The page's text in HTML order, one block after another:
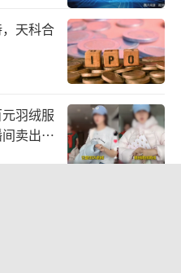
社会价值的新模式、
纵容“英雄不问出
、商业导师dada翻
专网红想收割大厂精
天科合
羽绒服
卖出超